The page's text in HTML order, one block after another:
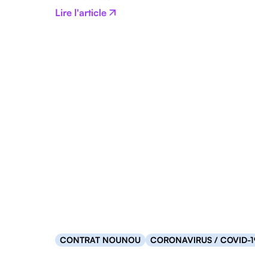
Lire l'article
CONTRAT NOUNOU CORONAVIRUS / COVID-